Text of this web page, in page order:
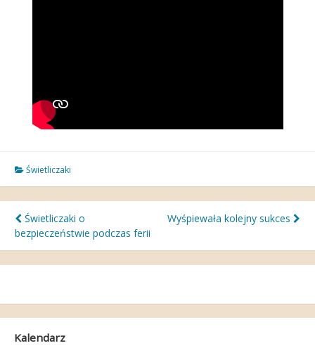
Świetliczaki
Nawigacja
wpisu
Świetliczaki o
bezpieczeństwie podczas ferii
Wyśpiewała kolejny sukces
Kalendarz